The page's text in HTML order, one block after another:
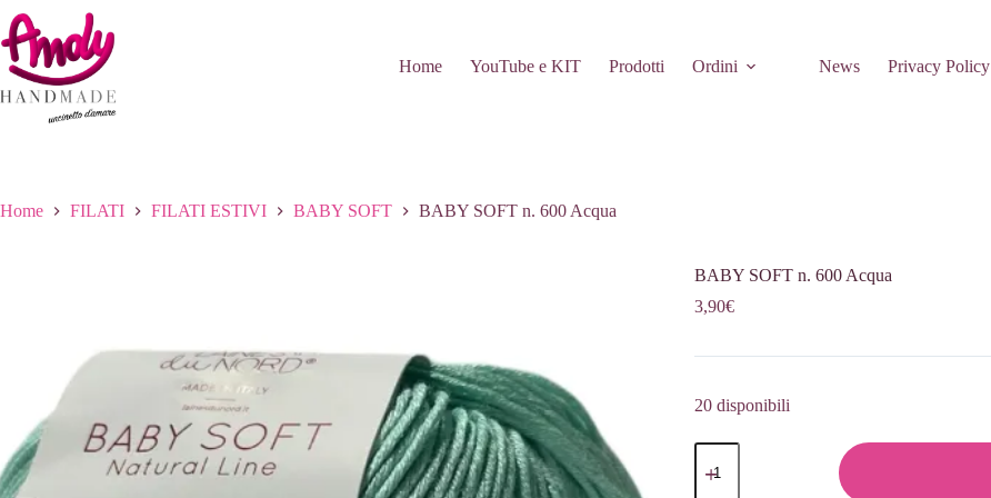
al
contenuto
Home
YouTube e KIT Prodotti Ordini News Privacy Policy
Home FILATI FILATI ESTIVI BABY SOFT BABY SOFT n. 600 Acqua
BABY SOFT n. 600 Acqua
3,90€
20 disponibili
BABY
SOFT